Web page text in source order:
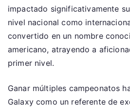
impactado significativamente
nivel nacional como
convertido en un nombre
americano, atrayendo a
primer nivel.
Ganar múltiples campeonatos
Galaxy como un referente de